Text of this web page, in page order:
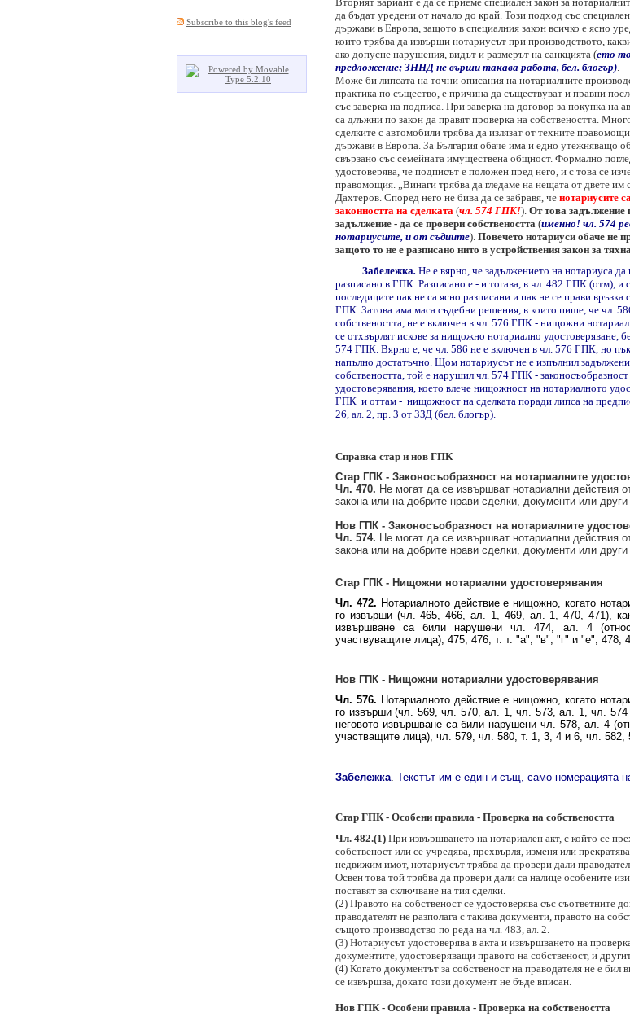
да бъдат уредени от начало до край. Този подход със специален
държави в Европа, защото в специалния закон всичко е ясно
които трябва да извърши нотариусът при производството,
ако допусне нарушения, видът и размерът на санкцията (ето
предложение; ЗННД не върши такава работа, бел. блогър).
Може би липсата на точни описания на нотариалните
практика по същество, е причина да съществуват и правни
със заверка на подписа. При заверка на договор за покупка на
са длъжни по закон да правят проверка на собствеността.
сделките с автомобили трябва да излязат от техните
държави в Европа. За България обаче има и едно утежняващо
свързано със семейната имуществена общност. Формално
удостоверява, че подписът е положен пред него, и с това се
правомощия. „Винаги трябва да гледаме на нещата от двете им
Дахтеров. Според него не бива да се забравя, че нотариусите
законността на сделката (чл. 574 ГПК!). От това задължение
задължение - да се провери собствеността (именно! чл. 574
нотариусите, и от съдиите). Повечето нотариуси обаче не
защото то не е разписано нито в устройствения закон за
Забележка. Не е вярно, че задължението на нотариуса да
разписано в ГПК. Разписано е - и тогава, в чл. 482 ГПК (отм), и
последиците пак не са ясно разписани и пак не се прави връзка
ГПК. Затова има маса съдебни решения, в които пише, че чл.
собствеността, не е включен в чл. 576 ГПК - нищожни
се отхвърлят искове за нищожно нотариално удостоверяване,
574 ГПК. Вярно е, че чл. 586 не е включен в чл. 576 ГПК, но
напълно достатъчно. Щом нотариусът не е изпълнил
собствеността, той е нарушил чл. 574 ГПК -
удостоверявания, което влече нищожност на нотариалното
ГПК и оттам - нищожност на сделката поради липса на
26, ал. 2, пр. 3 от ЗЗД (бел. блогър).
-
Справка стар и нов ГПК
Стар ГПК - Законосъобразност на нотариалните
Чл. 470. Не могат да се извършват нотариални действия
закона или на добрите нрави сделки, документи или други
Нов ГПК - Законосъобразност на нотариалните
Чл. 574. Не могат да се извършват нотариални действия
закона или на добрите нрави сделки, документи или други
Стар ГПК - Нищожни нотариални удостоверявания
Чл. 472. Нотариалното действие е нищожно, когато
го извърши (чл. 465, 466, ал. 1, 469, ал. 1, 470, 471),
извършване са били нарушени чл. 474, ал. 4
участвуващите лица), 475, 476, т. т. "а", "в", "г" и "е", 478,
Нов ГПК - Нищожни нотариални удостоверявания
Чл. 576. Нотариалното действие е нищожно, когато
го извърши (чл. 569, чл. 570, ал. 1, чл. 573, ал. 1, чл. 574
неговото извършване са били нарушени чл. 578, ал. 4
участващите лица), чл. 579, чл. 580, т. 1, 3, 4 и 6, чл. 582,
Забележка Текстът им е един и същ, само номерацията
Стар ГПК - Особени правила - Проверка на собствеността
Чл. 482.(1) При извършването на нотариален акт, с който се
собственост или се учредява, прехвърля, изменя или
недвижим имот, нотариусът трябва да провери дали
Освен това той трябва да провери дали са налице особените
поставят за сключване на тия сделки.
(2) Правото на собственост се удостоверява със съответните
праводателят не разполага с такива документи, правото на
същото производство по реда на чл. 483, ал. 2.
(3) Нотариусът удостоверява в акта и извършването на
документите, удостоверяващи правото на собственост, и
(4) Когато документът за собственост на праводателя не е бил
се извършва, докато този документ не бъде вписан.
Нов ГПК - Особени правила - Проверка на собствеността
Subscribe to this blog's feed